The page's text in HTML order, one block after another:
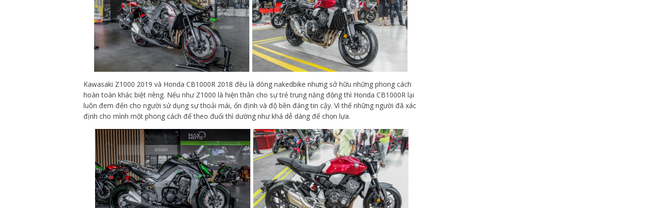
Kawasaki Z1000 2019 và Honda CB1000R 2018 đều là dòng nakedbike nhưng sở hữu những phong cách
hoàn toàn khác biệt riêng. Nếu như Z1000 là hiện thân cho sự trẻ trung năng động thì Honda CB1000R lại
luôn đem đến cho người sử dụng sự thoải mái, ổn định và độ bền đáng tin cậy. Vì thế những người đã xác
định cho mình một phong cách để theo đuổi thì dường như khá dễ dàng để chọn lựa.